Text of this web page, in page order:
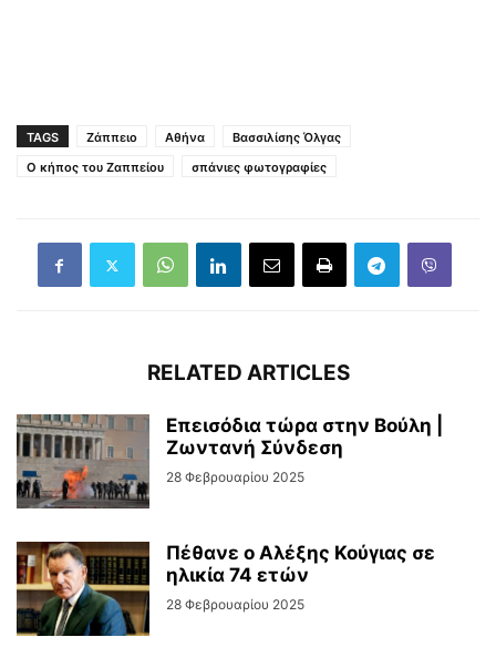
TAGS Zάππειο Αθήνα
Βασσιλίσης Όλγας
Ο κήπος του Ζαππείου
σπάνιες φωτογραφίες
RELATED ARTICLES
Επεισόδια τώρα στην Βούλη |
Ζωντανή Σύνδεση
28 Φεβρουαρίου 2025
Πέθανε ο Αλέξης Κούγιας σε
ηλικία 74 ετών
28 Φεβρουαρίου 2025